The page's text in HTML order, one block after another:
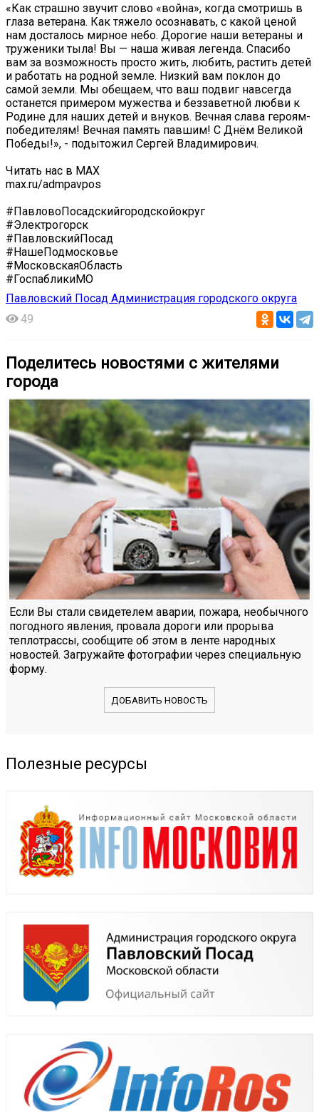
«Как страшно звучит слово «война», когда смотришь в
глаза ветерана. Как тяжело осознавать, с какой ценой
нам досталось мирное небо. Дорогие наши ветераны и
труженики тыла! Вы — наша живая легенда. Спасибо
вам за возможность просто жить, любить, растить детей
и работать на родной земле. Низкий вам поклон до
самой земли. Мы обещаем, что ваш подвиг навсегда
останется примером мужества и беззаветной любви к
Родине для наших детей и внуков. Вечная слава героям-
победителям! Вечная память павшим! С Днём Великой
Победы!», - подытожил Сергей Владимирович.
Читать нас в MAX
max.ru/admpavpos
#ПавловоПосадскийгородскойокруг
#Электрогорск
#ПавловскийПосад
#НашеПодмосковье
#МосковскаяОбласть
#ГоспабликиМО
Павловский Посад Администрация городского округа
49
Поделитесь новостями с жителями
города
Если Вы стали свидетелем аварии, пожара, необычного
погодного явления, провала дороги или прорыва
теплотрассы, сообщите об этом в ленте народных
новостей. Загружайте фотографии через специальную
форму.
ДОБАВИТЬ НОВОСТЬ
Полезные ресурсы